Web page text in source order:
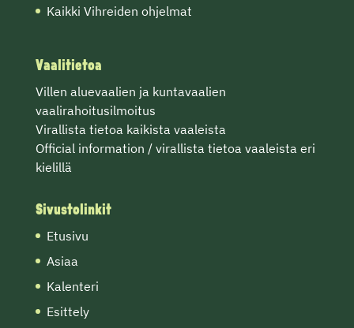
Kaikki Vihreiden ohjelmat
Vaalitietoa
Villen aluevaalien ja kuntavaalien
vaalirahoitusilmoitus
Virallista tietoa kaikista vaaleista
Official information / virallista tietoa vaaleista eri
kielillä
Sivustolinkit
Etusivu
Asiaa
Kalenteri
Esittely